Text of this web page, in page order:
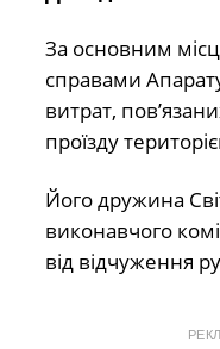
За основним
справами
витрат,
проїзду
Його дружина
виконавчого
від відчуження